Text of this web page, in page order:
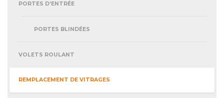
PORTES D’ENTRÉE
PORTES BLINDÉES
VOLETS ROULANT
REMPLACEMENT DE VITRAGES